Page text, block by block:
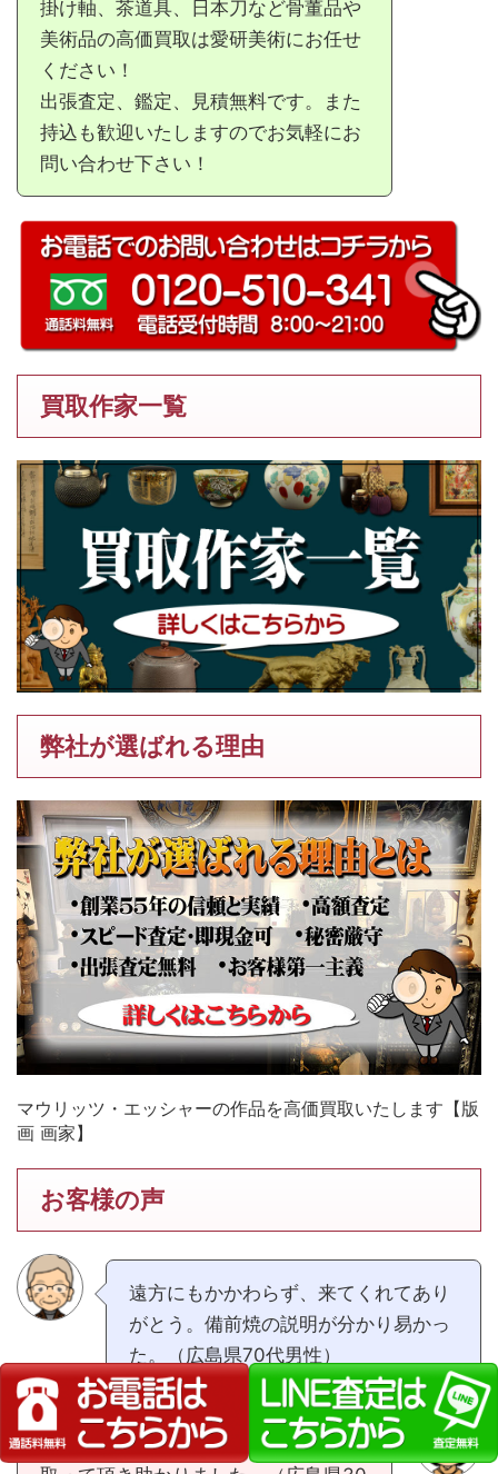
掛け軸、茶道具、日本刀など骨董品や
美術品の高価買取は愛研美術にお任せ
ください！
出張査定、鑑定、見積無料です。また
持込も歓迎いたしますのでお気軽にお
問い合わせ下さい！
買取作家一覧
弊社が選ばれる理由
マウリッツ・エッシャーの作品を高価買取いたします【版
画 画家】
お客様の声
遠方にもかかわらず、来てくれてあり
がとう。備前焼の説明が分かり易かっ
た。（広島県70代男性）
遠方まで来て頂き、売れない物も引き